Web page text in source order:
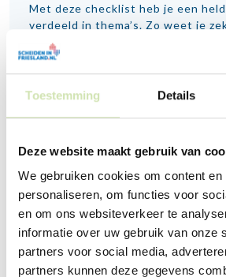
Toestemming Details
Deze website maakt gebruik van
We gebruiken cookies om content
personaliseren, om functies voor
en om ons websiteverkeer te
informatie over uw gebruik van onze
partners voor social media,
partners kunnen deze gegevens
Met deze checklist heb je een
verdeeld in thema’s. Zo weet je
vergeet en krijg je iets meer
Checklist scheiding
❝
Er gebeurt zoveel dat je niet
je moet beginnen. Een
houvast in een turbulente
heel veel op je afkomt.